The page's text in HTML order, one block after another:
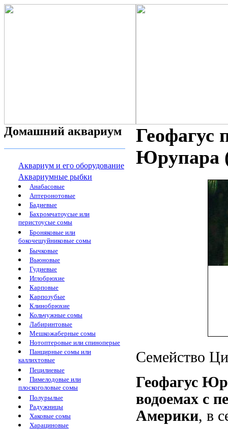
Домашний аквариум
Аквариум и его оборудование
Аквариумные рыбки
Анабасовые
Аптеронотовые
Бадиевые
Бахромчатоусые или
перистоусые сомы
Броняковые или
бокочешуйниковые сомы
Бычковые
Вьюновые
Гудиевые
Иглобрюхие
Карповые
Карпозубые
Клинобрюхие
Кольчужные сомы
Лабиринтовые
Мешкожаберные сомы
Нотоптеровые или спиноперые
Панцирные сомы или
каллихтовые
Пецилиевые
Пимелодовые или
плоскоголовые сомы
Полурылые
Радужницы
Хаковые сомы
Харациновые
Геофагус
Юрупара
Семейство
Геофагус
водоемах с
Америки, в